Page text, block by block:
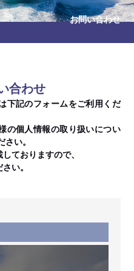
お問い合わせ
合わせ
下記のフォームをご利用くだ
の個人情報の取り扱いについ
さい。
ておりますので、
い。